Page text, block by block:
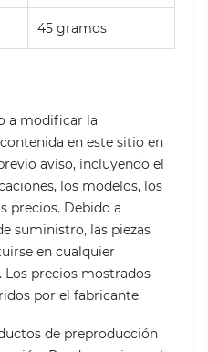
45 gramos
a modificar la
en este sitio en
aviso, incluyendo el
los modelos, los
precios. Debido a
suministro, las piezas
en cualquier
precios mostrados
por el fabricante.
de preproducción